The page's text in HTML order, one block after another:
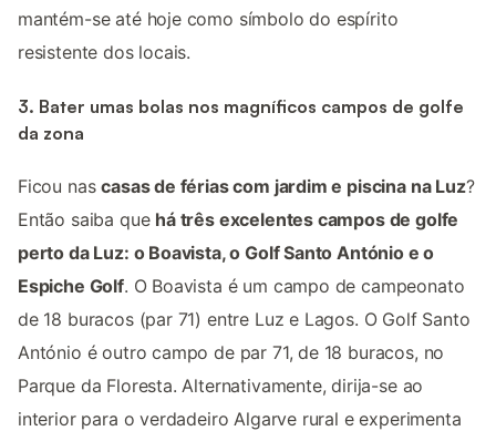
mantém-se até hoje como símbolo do espírito
resistente dos locais.
3. Bater umas bolas nos magníficos campos de golfe
da zona
Ficou nascasas de férias com jardim e piscina na Luz?
Então saiba que há três excelentes campos de golfe
perto da Luz: o Boavista, o Golf Santo António e o
Espiche Golf. O Boavista é um campo de campeonato
de 18 buracos (par 71) entre Luz e Lagos. O Golf Santo
António é outro campo de par 71, de 18 buracos, no
Parque da Floresta. Alternativamente, dirija-se ao
interior para o verdadeiro Algarve rural e experimenta